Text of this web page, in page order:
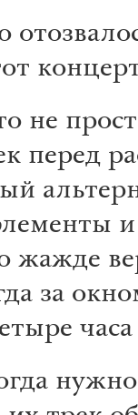
не
перед
жажде
за